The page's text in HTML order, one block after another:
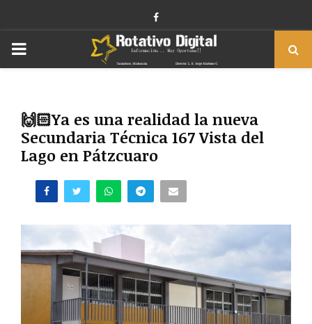
Facebook
PRIMARY
🙌🏻Ya es una realidad la nueva
Secundaria Técnica 167 Vista del
Lago en Pátzcuaro